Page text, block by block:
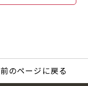
前のページに戻る